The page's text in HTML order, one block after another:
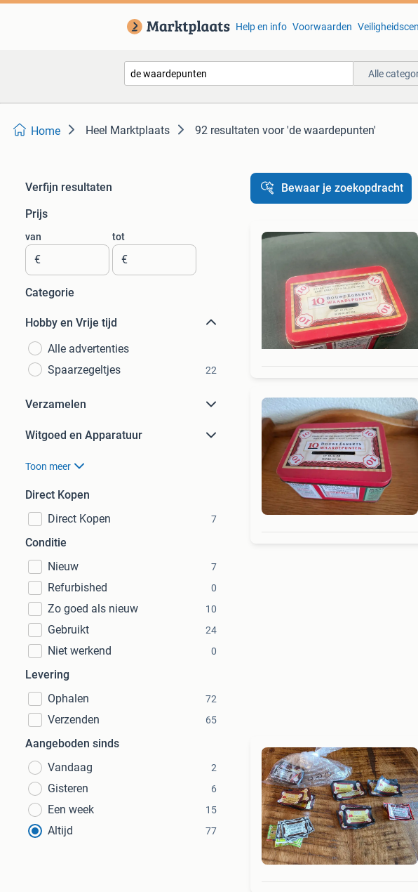
Help en info Voorwaarden
Alle
Home Heel Marktplaats 92 resultaten voor 'de waardepunten'
Verfijn resultaten
Prijs
van
€
tot
€
Categorie
Hobby en Vrije tijd
Alle advertenties
Spaarzegeltjes
22
Verzamelen
Witgoed en Apparatuur
Toon meer
Direct Kopen
Direct Kopen
7
Conditie
Nieuw
7
Refurbished 0
Zo goed als nieuw 10
Gebruikt 24
Niet werkend 0
Levering
Ophalen
72
Verzenden 65
Aangeboden sinds
Vandaag
2
Gisteren 6
Een week 15
Altijd 77
Bewaar je zoekopdracht